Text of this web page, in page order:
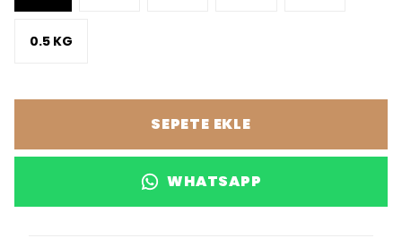
0.5 KG
SEPETE EKLE
WHATSAPP